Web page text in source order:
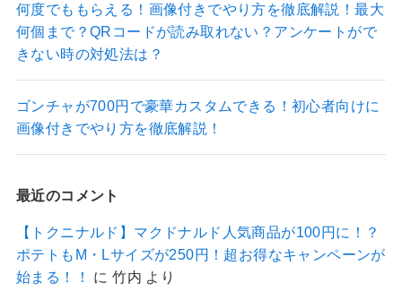
何度でももらえる！画像付きでやり方を徹底解説！最大
何個まで？QRコードが読み取れない？アンケートがで
きない時の対処法は？
ゴンチャが700円で豪華カスタムできる！初心者向けに
画像付きでやり方を徹底解説！
最近のコメント
【トクニナルド】マクドナルド人気商品が100円に！？
ポテトもM・Lサイズが250円！超お得なキャンペーンが
始まる！！
に竹内 より